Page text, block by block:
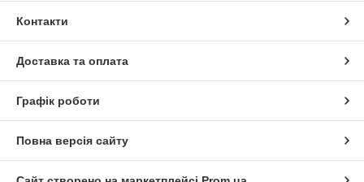
Контакти
Доставка та оплата
Графік роботи
Повна версія сайту